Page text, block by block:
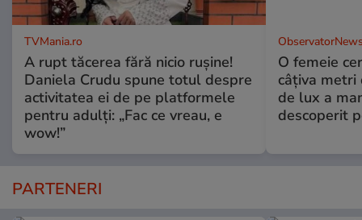
TVMania.ro
A rupt tăcerea fără nicio rușine!
Daniela Crudu spune totul despre
activitatea ei de pe platformele
pentru adulți: „Fac ce vreau, e
wow!”
O femeie
câţiva metri
de lux a
descoperit
PARTENERI